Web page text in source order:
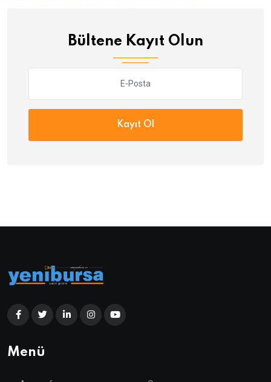
Bültene Kayıt Olun
Kayıt Ol
Menü